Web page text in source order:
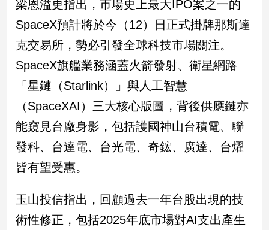
台
灣
觀
點
樂
樂
星
聞
流
行/
時
梁恩溢更指出，市場史上最大IPO案之一的
SpaceX預計將於今（12）日正式掛牌那斯達
克交易所，勢必引發全球科技市場關注。
SpaceX旗艦業務涵蓋火箭發射、衛星網路
「星鏈（Starlink）」與人工智慧
（SpaceXAI）三大核心版圖，背後供應鏈亦
能窺見台廠身影，包括護國神山台積電、聯
發科、台達電、台光電、奇鋐、廣達、台燿
皆有望受惠。
玉山投信指出，回顧過去一年台股出現的技
術性修正，包括2025年底市場對AI支出產生